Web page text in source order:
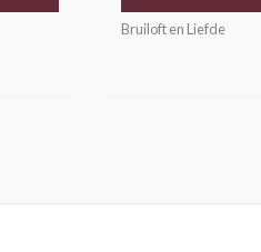
Bruiloft en Liefde